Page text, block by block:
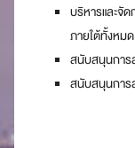
บริหารและจั
ภายใต้ทั้งหมด
สนับสนุนการ
สนับสนุนการ